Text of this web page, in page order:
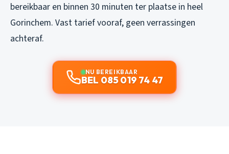
bereikbaar en binnen 30 minuten ter plaatse in heel
Gorinchem. Vast tarief vooraf, geen verrassingen
achteraf.
NU BEREIKBAAR
BEL 085 019 74 47